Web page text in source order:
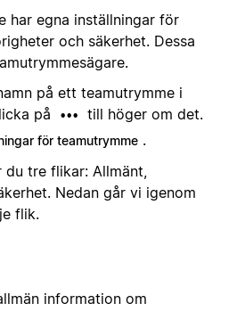
har egna inställningar för
och säkerhet. Dessa
på ett teamutrymme i
på
•••
till höger om det.
för teamutrymme .
du tre flikar: Allmänt,
Nedan går vi igenom
flik.
information om